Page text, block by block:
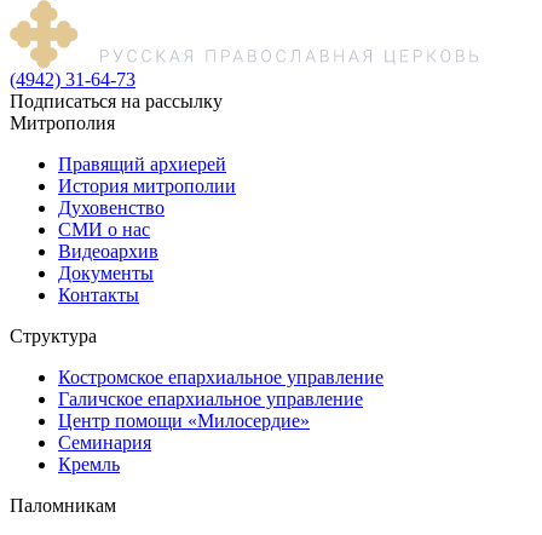
(4942) 31-64-73
Подписаться на рассылку
Митрополия
Правящий архиерей
История митрополии
Духовенство
СМИ о нас
Видеоархив
Документы
Контакты
Структура
Костромское епархиальное управление
Галичское епархиальное управление
Центр помощи «Милосердие»
Семинария
Кремль
Паломникам